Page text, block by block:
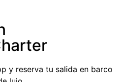
y reserva tu salida en barco